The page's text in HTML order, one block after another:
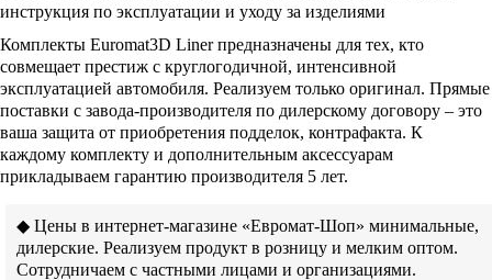
инструкция по эксплуатации и уходу за изделиями
Комплекты Euromat3D Liner предназначены для тех, кто
совмещает престиж с круглогодичной, интенсивной
эксплуатацией автомобиля. Реализуем только оригинал. Прямые
поставки с завода-производителя по дилерскому договору – это
ваша защита от приобретения подделок, контрафакта. К
каждому комплекту и дополнительным аксессуарам
прикладываем гарантию производителя 5 лет.
◆ Цены в интернет-магазине «Евромат-Шоп» минимальные,
дилерские. Реализуем продукт в розницу и мелким оптом.
Сотрудничаем с частными лицами и организациями.